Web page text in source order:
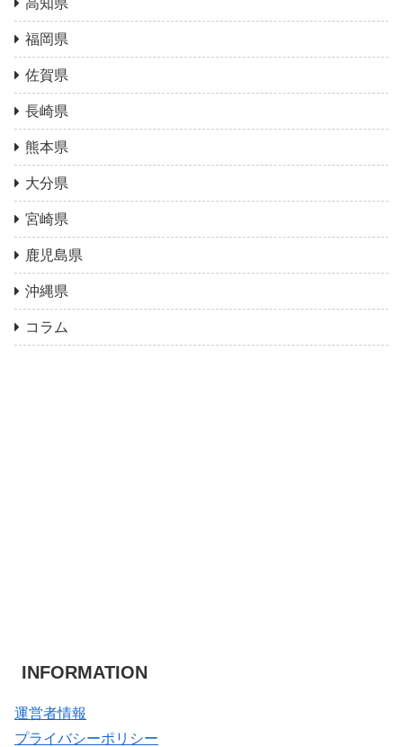
福岡県
佐賀県
長崎県
熊本県
大分県
宮崎県
鹿児島県
沖縄県
コラム
INFORMATION
運営者情報
プライバシーポリシー